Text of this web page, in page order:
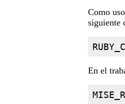
Como uso
siguiente
En el